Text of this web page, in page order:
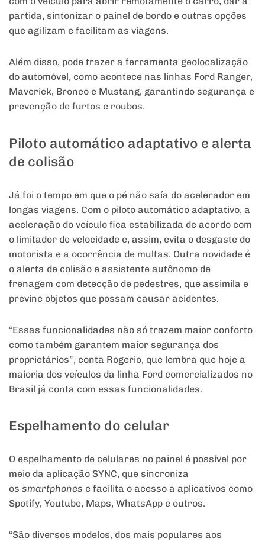
partida, sintonizar o painel de bordo e outras opções
que agilizam e facilitam as viagens.
Além disso, pode trazer a ferramenta geolocalização
do automóvel, como acontece nas linhas Ford Ranger,
Maverick, Bronco e Mustang, garantindo segurança e
prevenção de furtos e roubos.
Piloto automático adaptativo e alerta
de colisão
Já foi o tempo em que o pé não saía do acelerador em
longas viagens. Com o piloto automático adaptativo, a
aceleração do veículo fica estabilizada de acordo com
o limitador de velocidade e, assim, evita o desgaste do
motorista e a ocorrência de multas. Outra novidade é
o alerta de colisão e assistente autônomo de
frenagem com detecção de pedestres, que assimila e
previne objetos que possam causar acidentes.
“Essas funcionalidades não só trazem maior conforto
como também garantem maior segurança dos
proprietários”, conta Rogerio, que lembra que hoje a
maioria dos veículos da linha Ford comercializados no
Brasil já conta com essas funcionalidades.
Espelhamento do celular
O espelhamento de celulares no painel é possível por
meio da aplicação SYNC, que sincroniza
os smartphones e facilita o acesso a aplicativos como
Spotify, Youtube, Maps, WhatsApp e outros.
“São diversos modelos, dos mais populares aos